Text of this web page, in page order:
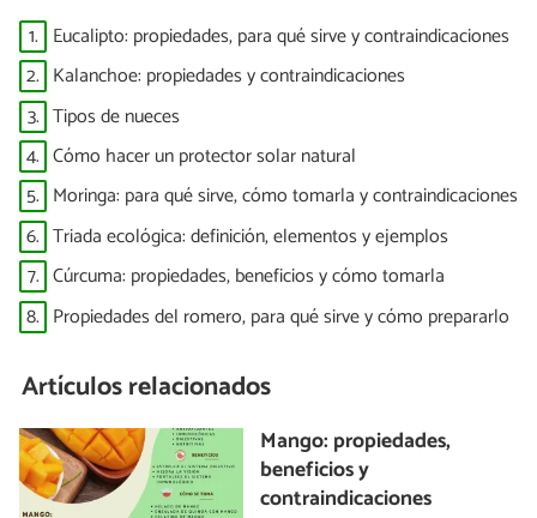
1. Eucalipto: propiedades, para qué sirve y contraindicaciones
2. Kalanchoe: propiedades y contraindicaciones
3. Tipos de nueces
4. Cómo hacer un protector solar natural
5. Moringa: para qué sirve, cómo tomarla y contraindicaciones
6. Triada ecológica: definición, elementos y ejemplos
7. Cúrcuma: propiedades, beneficios y cómo tomarla
8. Propiedades del romero, para qué sirve y cómo prepararlo
Artículos relacionados
Mango: propiedades,
beneficios y
contraindicaciones